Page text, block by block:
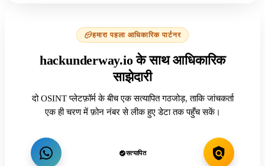
हमारा पहला आधिकारिक पार्टनर
hackunderway.io के साथ आधिकारिक
साझेदारी
दो OSINT प्लेटफ़ॉर्म के बीच एक सत्यापित गठजोड़, ताकि जांचकर्ता
एक ही चरण में फ़ोन नंबर से लीक हुए डेटा तक पहुँच सकें।
सत्यापित